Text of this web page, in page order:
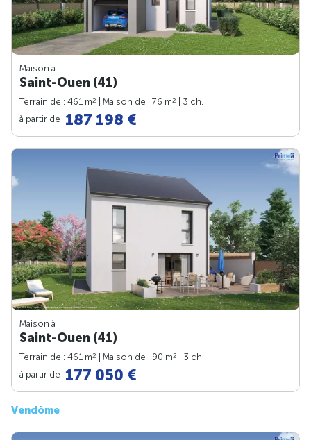
Maison à
Saint-Ouen (41)
Terrain de : 461 m2 | Maison de : 76 m2
| 3 ch.
à partir de 187 198 €
Maison à
Saint-Ouen (41)
Terrain de : 461 m2 | Maison de : 90 m2
| 3 ch.
à partir de 177 050 €
Vendôme